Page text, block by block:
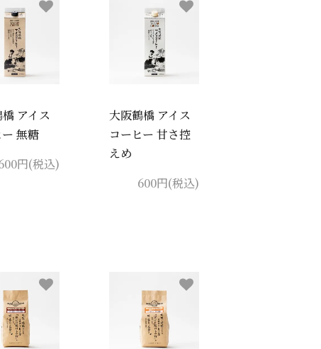
アイス
無糖
円(税込)
大阪鶴橋 アイス
コーヒー 甘さ控
えめ
600円(税込)